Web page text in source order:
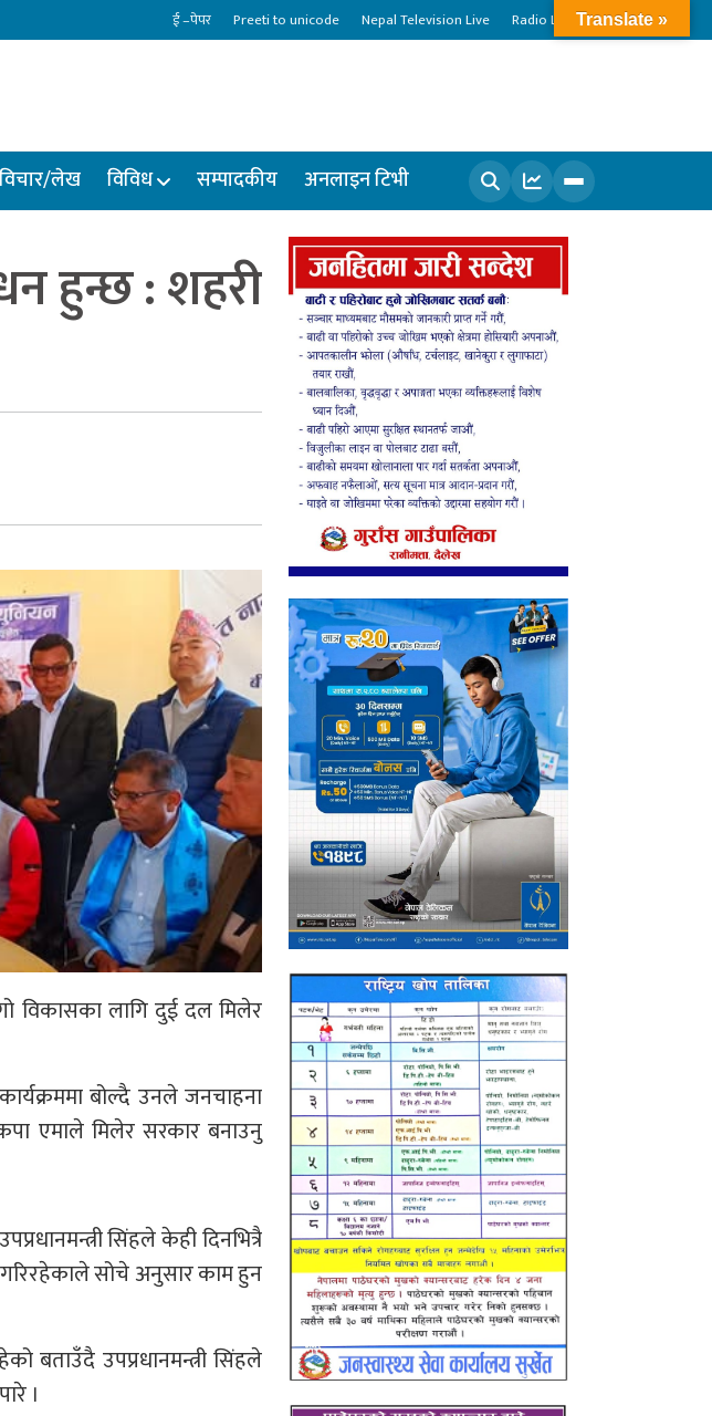
ई –पेपर Preeti to unicode Nepal Television Live Radio Live
विचार/लेख विविध सम्पादकीय अनलाइन टिभी
खोज्नुहोस
हुन्छ : शहरी
विकासका लागि दुई दल मिलेर
बोल्दै उनले जनचाहना
एमाले मिलेर सरकार बनाउनु
सिंहले केही दिनभित्रै
सोचे अनुसार काम हुन
बताउँदै उपप्रधानमन्त्री सिंहले
।
Translate »